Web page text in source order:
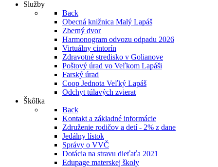
Služby
Back
Obecná knižnica Malý Lapáš
Zberný dvor
Harmonogram odvozu odpadu 2026
Virtuálny cintorín
Zdravotné stredisko v Golianove
Poštový úrad vo Veľkom Lapáši
Farský úrad
Coop Jednota Veľký Lapáš
Odchyt túlavých zvierat
Škôlka
Back
Kontakt a základné informácie
Združenie rodičov a detí - 2% z dane
Jedálny lístok
Správy o VVČ
Dotácia na stravu dieťaťa 2021
Edupage materskej školy